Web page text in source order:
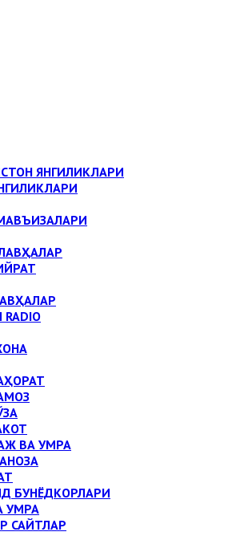
ЯНГИЛИКЛАРИ
RADIO
ВА УМРА
БУНЁДКОРЛАРИ
УМРА
САЙТЛАР